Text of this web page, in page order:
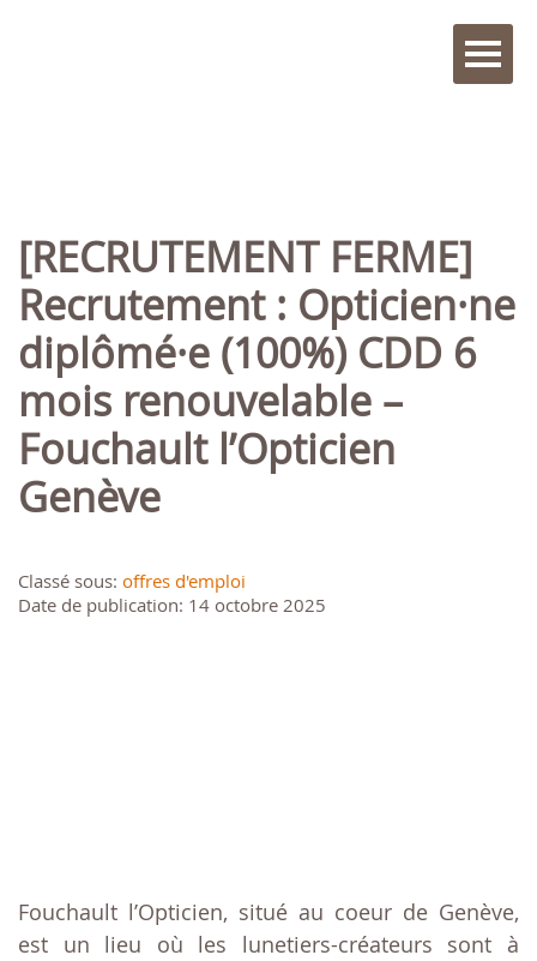
[RECRUTEMENT FERME]
Recrutement : Opticien·ne
diplômé·e (100%) CDD 6
mois renouvelable –
Fouchault l’Opticien
Genève
Classé sous: offres d'emploi
Date de publication: 14 octobre 2025
Fouchault l’Opticien, situé au coeur de Genève,
est un lieu où les lunetiers-créateurs sont à